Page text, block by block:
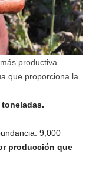
productiva
que proporciona la
9,000
producción que